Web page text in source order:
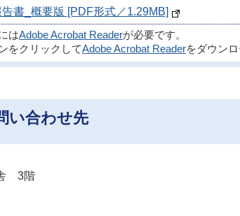
書_概要版 [PDF形式／1.29MB]
はAdobe Acrobat Readerが必要です。
をクリックしてAdobe Acrobat Readerをダウン
い合わせ先
3階